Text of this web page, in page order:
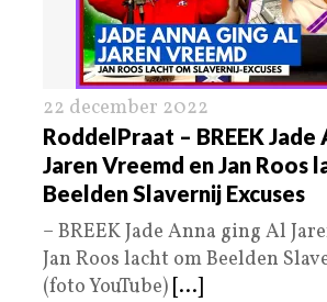
22 december 2022
RoddelPraat – BREEK Jade
Jaren Vreemd en Jan Roos
Beelden Slavernij Excuses
– BREEK Jade Anna ging Al
Jan Roos lacht om Beelden
(foto YouTube) [...]